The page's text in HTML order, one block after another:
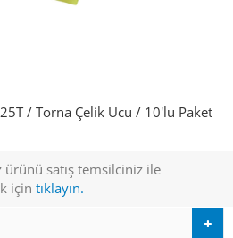
/ Torna Çelik Ucu / 10'lu Paket
ürünü satış temsilciniz ile
için tıklayın.